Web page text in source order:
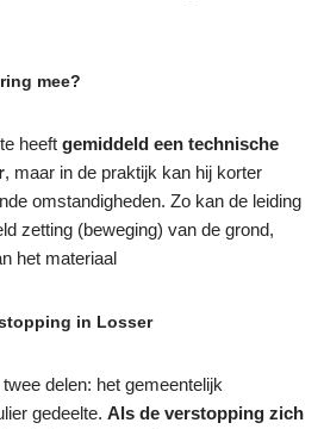
mee?
heeft gemiddeld een technische
, maar in de praktijk kan hij korter
omstandigheden. Zo kan de leiding
zetting (beweging) van de grond,
het materiaal
in Losser
delen: het gemeentelijk
gedeelte. Als de verstopping zich